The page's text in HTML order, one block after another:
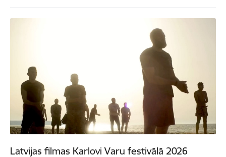
Latvijas filmas Karlovi Varu festivālā 2026